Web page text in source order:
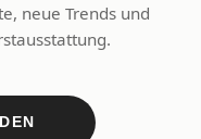
neue Trends und